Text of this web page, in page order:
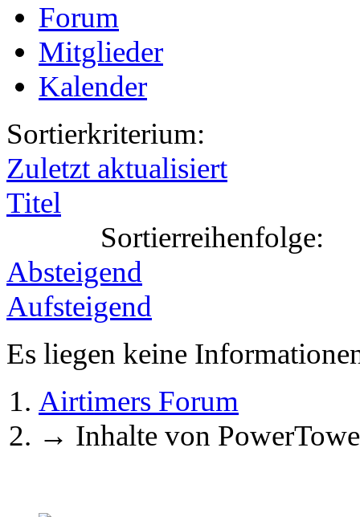
Forum
Mitglieder
Kalender
Sortierkriterium:
Zuletzt aktualisiert
Titel
Sortierreihenfolge:
Absteigend
Aufsteigend
Es liegen keine
Airtimers Forum
→ Inhalte von